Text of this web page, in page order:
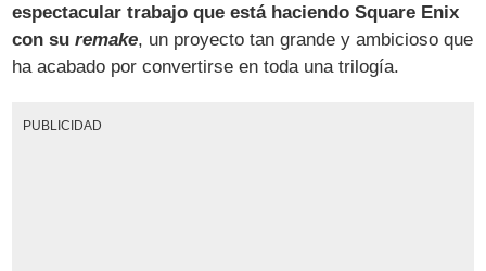
espectacular trabajo que está haciendo Square Enix
con suremake, un proyecto tan grande y ambicioso que
ha acabado por convertirse en toda una trilogía.
PUBLICIDAD